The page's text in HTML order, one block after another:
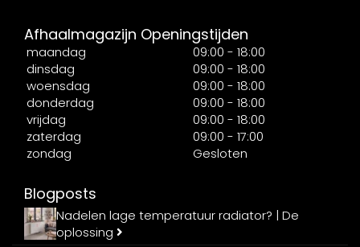
Afhaalmagazijn Openingstijden
maandag
09:00 - 18:00
dinsdag
09:00 - 18:00
woensdag
09:00 - 18:00
donderdag
09:00 - 18:00
vrijdag
09:00 - 18:00
zaterdag
09:00 - 17:00
zondag
Gesloten
Blogposts
Nadelen lage temperatuur radiator? | De
oplossing